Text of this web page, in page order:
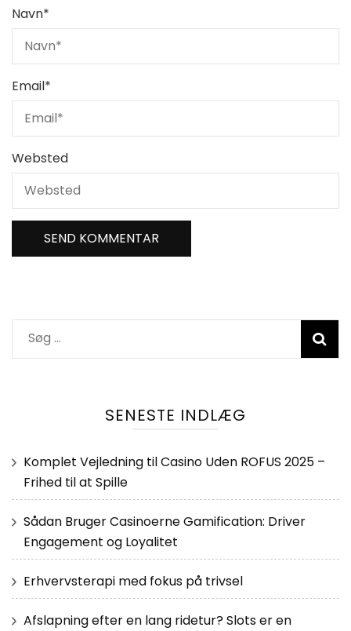
Navn*
Email*
Websted
Søg
efter:
SENESTE INDLÆG
Komplet Vejledning til Casino Uden ROFUS 2025 –
Frihed til at Spille
Sådan Bruger Casinoerne Gamification: Driver
Engagement og Loyalitet
Erhvervsterapi med fokus på trivsel
Afslapning efter en lang ridetur? Slots er en